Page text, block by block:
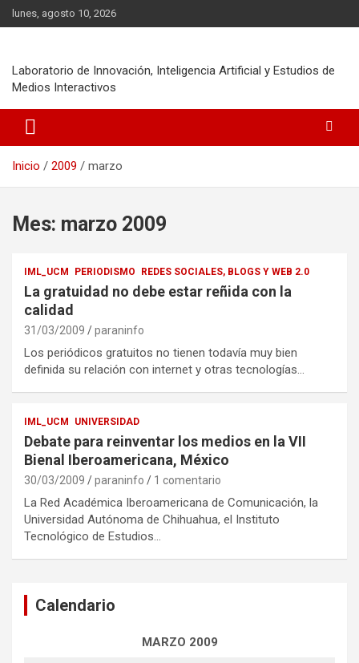
Saltar
al
lunes, agosto 10, 2026
Laboratorio de Innovación, Inteligencia Artificial y Estudios de
Medios Interactivos
Inicio 2009 marzo
Mes: marzo 2009
IML_UCM PERIODISMO REDES SOCIALES, BLOGS Y WEB 2.0
La gratuidad no debe estar reñida con la
calidad
31/03/2009 paraninfo
Los periódicos gratuitos no tienen todavía muy bien
definida su relación con internet y otras tecnologías…
IML_UCM UNIVERSIDAD
Debate para reinventar los medios en la VII
Bienal Iberoamericana, México
30/03/2009 paraninfo 1 comentario
La Red Académica Iberoamericana de Comunicación, la
Universidad Autónoma de Chihuahua, el Instituto
Tecnológico de Estudios…
Calendario
MARZO 2009